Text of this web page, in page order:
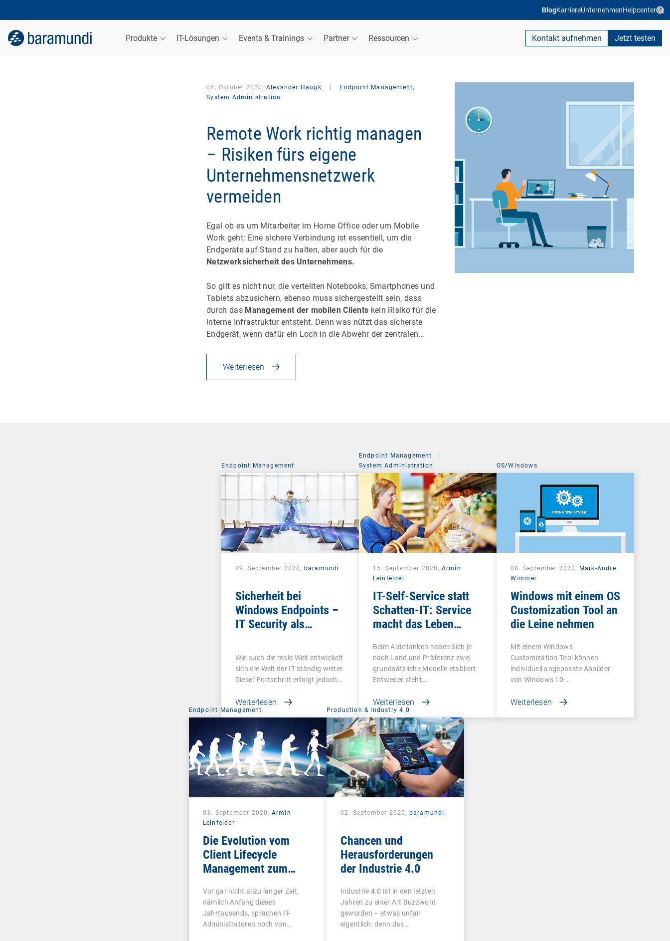
BlogKarriereUnternehmenHelpcenter
Produkte IT-Lösungen Events & Trainings Partner Ressourcen Kontakt aufnehmen Jetzt testen
06. Oktober 2020, Alexander Haugk
Endpoint Management,
System Administration
Remote Work richtig managen
– Risiken fürs eigene
Unternehmensnetzwerk
vermeiden
Egal ob es um Mitarbeiter im Home Office oder um Mobile
Work geht: Eine sichere Verbindung ist essentiell, um die
Endgeräte auf Stand zu halten, aber auch für die
Netzwerksicherheit des Unternehmens.
So gilt es nicht nur, die verteilten Notebooks, Smartphones und
Tablets abzusichern, ebenso muss sichergestellt sein, dass
durch das Management der mobilen Clients kein Risiko für die
interne Infrastruktur entsteht. Denn was nützt das sicherste
Endgerät, wenn dafür ein Loch in die Abwehr der zentralen…
Weiterlesen
Endpoint Management
29. September 2020, baramundi
Sicherheit bei
Windows Endpoints –
IT Security als
Konzept
Wie auch die reale Welt entwickelt
sich die Welt der IT ständig weiter.
Dieser Fortschritt erfolgt jedoch…
Weiterlesen
Endpoint Management
|
System Administration
15. September 2020, Armin
Leinfelder
IT-Self-Service statt
Schatten-IT: Service
macht das Leben
Beim Autotanken haben sich je
nach Land und Präferenz zwei
grundsätzliche Modelle etabliert:
Entweder steht…
Weiterlesen
OS/Windows
08. September 2020, Mark-Andre
Wimmer
Windows mit einem OS
Customization Tool an
die Leine nehmen
Mit einem Windows
Customization Tool können
individuell angepasste Abbilder
von Windows 10-
Weiterlesen
Endpoint Management
03. September 2020, Armin
Leinfelder
Die Evolution vom
Client Lifecycle
Management zum
Management
Vor gar nicht allzu langer Zeit,
nämlich Anfang dieses
Jahrtausends, sprachen IT-
Administratoren noch von…
Production & Industry 4.0
02. September 2020, baramundi
Chancen und
Herausforderungen
der Industrie 4.0
Industrie 4.0 ist in den letzten
Jahren zu einer Art Buzzword
geworden – etwas unfair
eigentlich, denn das…